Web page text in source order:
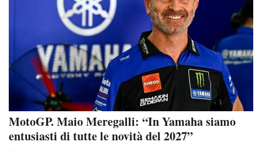
MotoGP. Maio Meregalli: “In Yamaha siamo
entusiasti di tutte le novità del 2027”